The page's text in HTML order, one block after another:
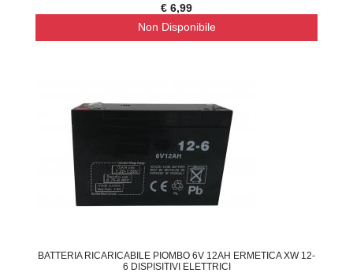
€ 6,99
Non Disponibile
BATTERIA RICARICABILE PIOMBO 6V 12AH ERMETICA XW 12-
6 DISPISITIVI ELETTRICI